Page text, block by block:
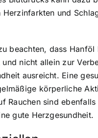
Herzinfarkten und
beachten, dass Hanföl
nicht allein zur
ausreicht. Eine
körperliche
Rauchen sind
gute Herzgesundheit.